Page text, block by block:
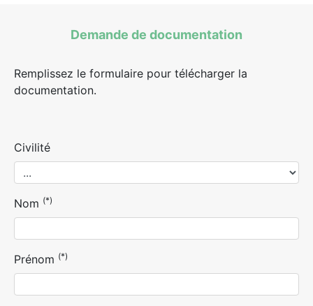
Demande de documentation
Remplissez le formulaire pour télécharger la
documentation.
Civilité
Nom (*)
Prénom (*)